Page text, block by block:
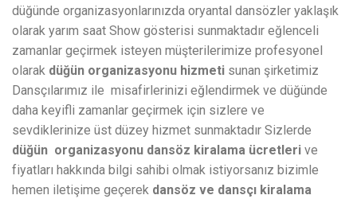
düğünde organizasyonlarınızda oryantal dansözler yaklaşık
olarak yarım saat Show gösterisi sunmaktadır eğlenceli
zamanlar geçirmek isteyen müşterilerimize profesyonel
olarak düğün organizasyonu hizmeti sunan şirketimiz
Dansçılarımız ile misafirlerinizi eğlendirmek ve düğünde
daha keyifli zamanlar geçirmek için sizlere ve
sevdiklerinize üst düzey hizmet sunmaktadır Sizlerde
düğün organizasyonu dansöz kiralama ücretleri ve
fiyatları hakkında bilgi sahibi olmak istiyorsanız bizimle
hemen iletişime geçerek dansöz ve dansçı kiralama